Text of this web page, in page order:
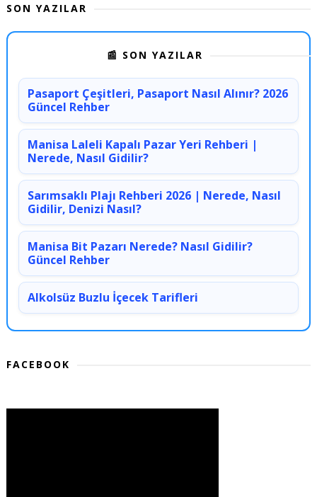
SON YAZILAR
📰 SON YAZILAR
Pasaport Çeşitleri, Pasaport Nasıl Alınır? 2026
Güncel Rehber
Manisa Laleli Kapalı Pazar Yeri Rehberi |
Nerede, Nasıl Gidilir?
Sarımsaklı Plajı Rehberi 2026 | Nerede, Nasıl
Gidilir, Denizi Nasıl?
Manisa Bit Pazarı Nerede? Nasıl Gidilir?
Güncel Rehber
Alkolsüz Buzlu İçecek Tarifleri
FACEBOOK